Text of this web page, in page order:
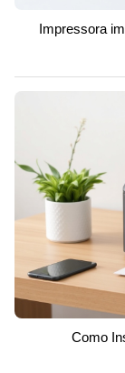
Impressora
Como